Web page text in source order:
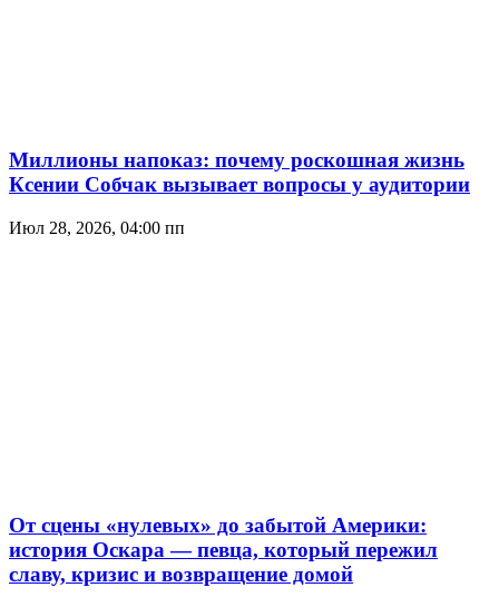
Миллионы напоказ: почему роскошная жизнь
Ксении Собчак вызывает вопросы у аудитории
Июл 28, 2026, 04:00 пп
От сцены «нулевых» до забытой Америки:
история Оскара — певца, который пережил
славу, кризис и возвращение домой